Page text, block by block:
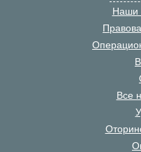
Наши
Все